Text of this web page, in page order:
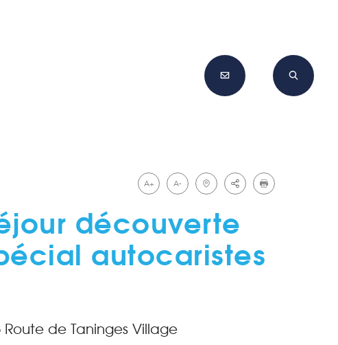
A+ A-
découverte
autocaristes
Route de Taninges Village